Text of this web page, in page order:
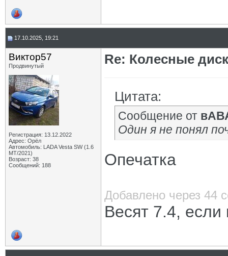
17.10.2025, 19:21
Виктор57
Продвинутый
Регистрация: 13.12.2022
Адрес: Орёл
Автомобиль: LADA Vesta SW (1.6
МТ/2021)
Возраст: 38
Сообщений: 188
Re: Колесные
Цитата:
Сообщение от
Один я не понял
Опечатка
Добавлено через 44
Весят 7.4, если